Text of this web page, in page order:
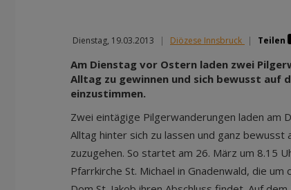
Dienstag, 19.03.2013 | Diözese Innsbruck | Teilen
Am Dienstag vor Ostern laden zwei
Alltag zu gewinnen und sich bewusst auf
einzustimmen.
Zwei eintägige Pilgerwanderungen laden am
Alltag hinter sich zu lassen und ganz
zuzugehen. So startet am 26. März um 8.15
Pfarrkirche St. Michael in Gnadenwald, die um